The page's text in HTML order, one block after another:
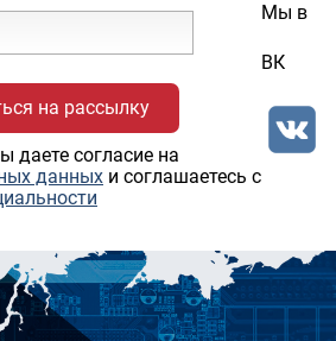
даете согласие на
данных и соглашаетесь c
Мы в
ВК